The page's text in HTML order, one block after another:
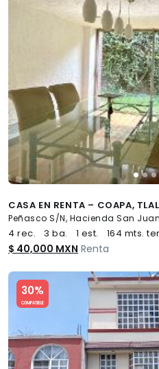
CASA EN RENTA – COAPA,
Peñasco S/N, Hacienda San
4 rec. 3 ba. 1 est. 164 mts.
$ 40,000 MXN Renta
30%
COMPATIBLE
Slide 1 of 5